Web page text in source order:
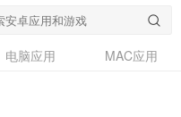
电脑应用
MAC应用